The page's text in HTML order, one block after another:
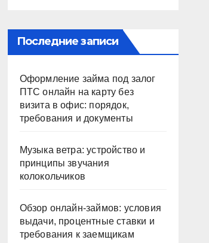
Последние записи
Оформление займа под залог
ПТС онлайн на карту без
визита в офис: порядок,
требования и документы
Музыка ветра: устройство и
принципы звучания
колокольчиков
Обзор онлайн-займов: условия
выдачи, процентные ставки и
требования к заемщикам